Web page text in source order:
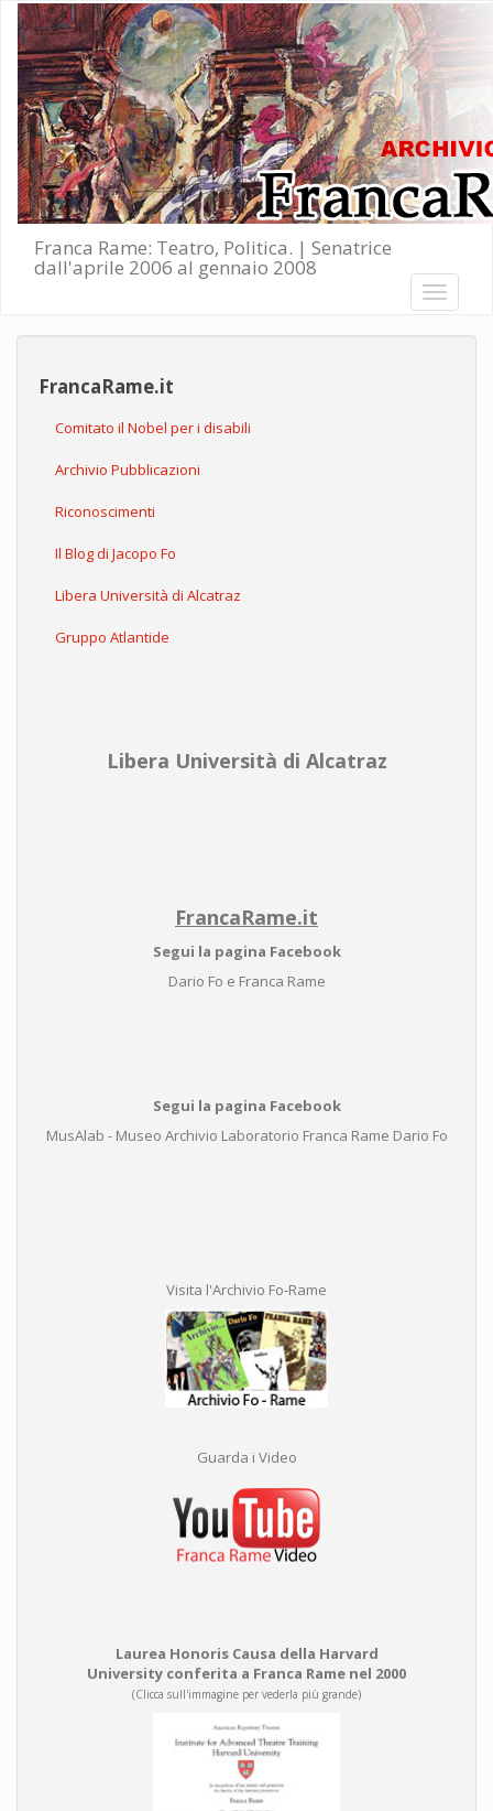
Salta al contenuto principale
Franca Rame: Teatro, Politica. | Senatrice
dall'aprile 2006 al gennaio 2008
Toggle
FrancaRame.it
Comitato il Nobel per i disabili
Archivio Pubblicazioni
Riconoscimenti
Il Blog di Jacopo Fo
Libera Università di Alcatraz
Gruppo Atlantide
Libera Università di Alcatraz
FrancaRame.it
Segui la pagina Facebook
Dario Fo e Franca Rame
Segui la pagina Facebook
MusAlab - Museo Archivio Laboratorio Franca Rame Dario Fo
Visita l'Archivio Fo-Rame
Guarda i Video
Laurea Honoris Causa della Harvard
University conferita a Franca Rame nel 2000
(Clicca sull'immagine per vederla più grande)